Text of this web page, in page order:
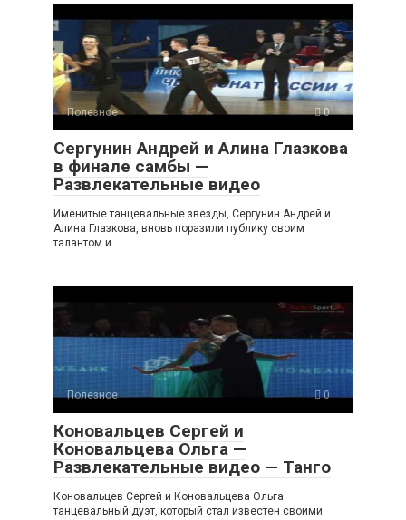
Полезное 0
Сергунин Андрей и Алина Глазкова
в финале самбы —
Развлекательные видео
Именитые танцевальные звезды, Сергунин Андрей и
Алина Глазкова, вновь поразили публику своим
талантом и
Полезное 0
Коновальцев Сергей и
Коновальцева Ольга —
Развлекательные видео — Танго
Коновальцев Сергей и Коновальцева Ольга —
танцевальный дуэт, который стал известен своими